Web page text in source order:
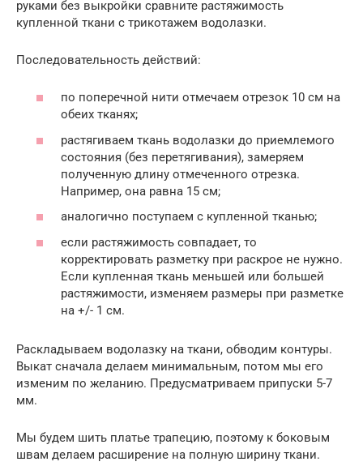
руками без выкройки сравните растяжимость
купленной ткани с трикотажем водолазки.
Последовательность действий:
по поперечной нити отмечаем отрезок 10 см на
обеих тканях;
растягиваем ткань водолазки до приемлемого
состояния (без перетягивания), замеряем
полученную длину отмеченного отрезка.
Например, она равна 15 см;
аналогично поступаем с купленной тканью;
если растяжимость совпадает, то
корректировать разметку при раскрое не нужно.
Если купленная ткань меньшей или большей
растяжимости, изменяем размеры при разметке
на +/- 1 см.
Раскладываем водолазку на ткани, обводим контуры.
Выкат сначала делаем минимальным, потом мы его
изменим по желанию. Предусматриваем припуски 5-7
мм.
Мы будем шить платье трапецию, поэтому к боковым
швам делаем расширение на полную ширину ткани.